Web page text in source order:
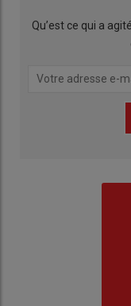
Qu’est ce qui a